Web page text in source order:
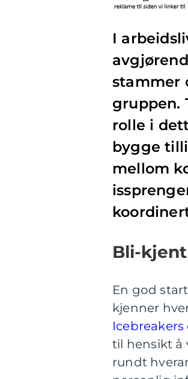
I
stammer
gruppen.
rolle i
bygge
mellom
Bli-
En god
kjenner
til hensikt å
rundt